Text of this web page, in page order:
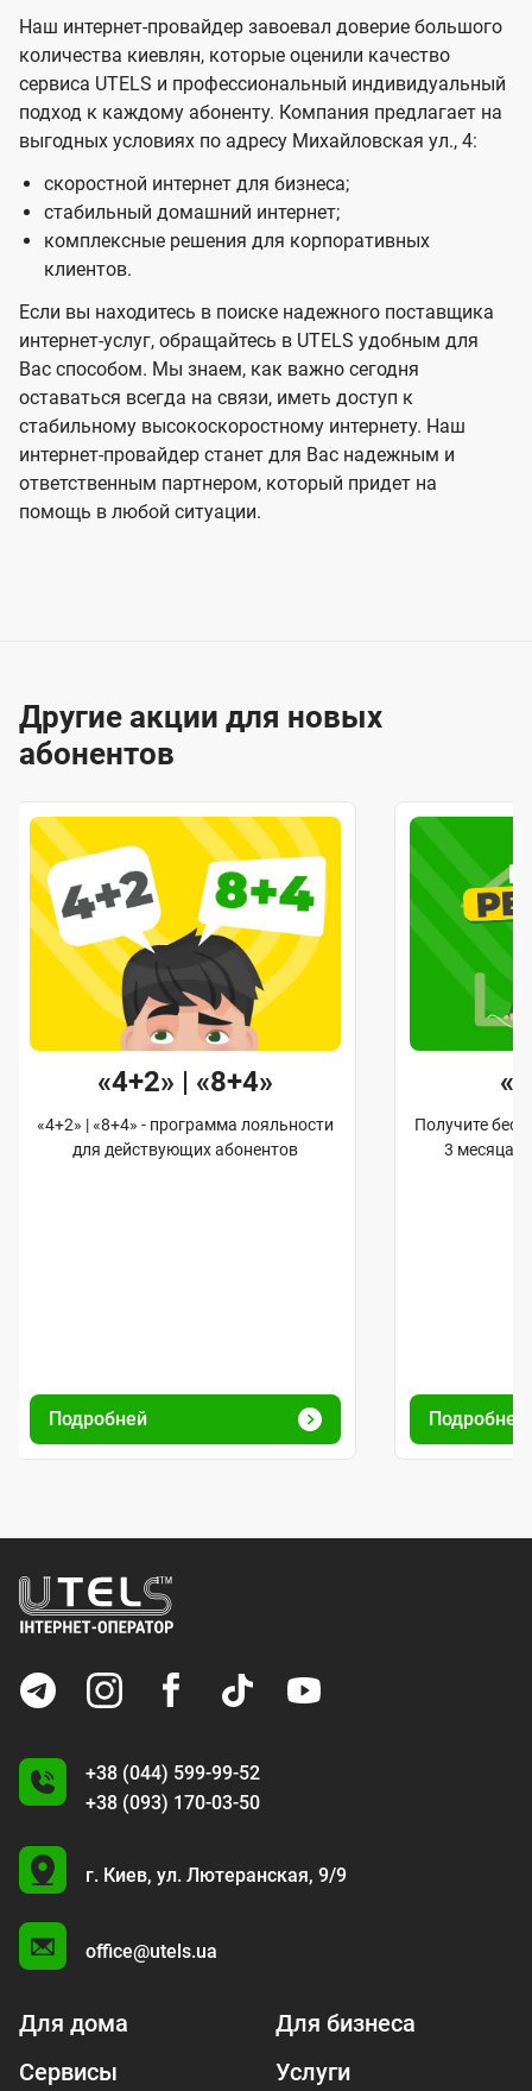
Наш интернет-провайдер завоевал доверие большого
количества киевлян, которые оценили качество
сервиса UTELS и профессиональный индивидуальный
подход к каждому абоненту. Компания предлагает на
выгодных условиях по адресу Михайловская ул., 4:
скоростной интернет для бизнеса;
стабильный домашний интернет;
комплексные решения для корпоративных
клиентов.
Если вы находитесь в поиске надежного поставщика
интернет-услуг, обращайтесь в UTELS удобным для
Вас способом. Мы знаем, как важно сегодня
оставаться всегда на связи, иметь доступ к
стабильному высокоскоростному интернету. Наш
интернет-провайдер станет для Вас надежным и
ответственным партнером, который придет на
помощь в любой ситуации.
Другие акции для новых
абонентов
«4+2» | «8+4»
«4+2» | «8+4» - программа лояльности
для действующих абонентов
Подробней
Получите
3 месяца
Подробней
+38 (044) 599-99-52
+38 (093) 170-03-50
U
г. Киев, ул. Лютеранская, 9/9
office@utels.ua
Для дома
Для бизнеса
Сервисы
Услуги